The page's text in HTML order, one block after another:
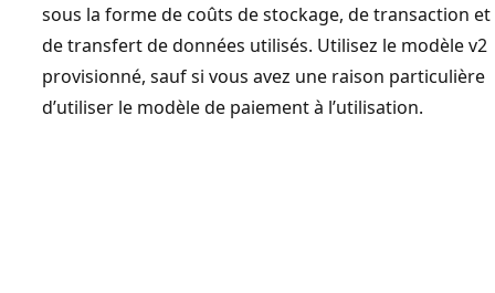
sous la forme de coûts de stockage, de transaction et
de transfert de données utilisés. Utilisez le modèle v2
provisionné, sauf si vous avez une raison particulière
d’utiliser le modèle de paiement à l’utilisation.